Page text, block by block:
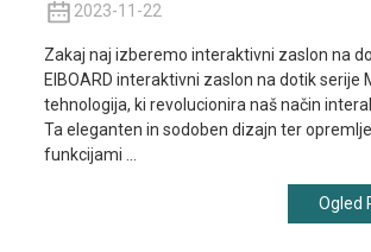
2023-11-22
Zakaj naj izberemo interaktivni zaslon na
EIBOARD interaktivni zaslon na dotik serije
tehnologija, ki revolucionira naš način
Ta eleganten in sodoben dizajn ter
funkcijami ...
Ogled